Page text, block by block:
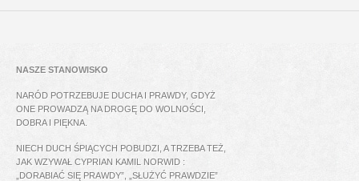
NASZE STANOWISKO
NARÓD POTRZEBUJE DUCHA I PRAWDY, GDYŻ
ONE PROWADZĄ NA DROGĘ DO WOLNOŚCI,
DOBRA I PIĘKNA.
NIECH DUCH ŚPIĄCYCH POBUDZI, A TRZEBA TEŻ,
JAK WZYWAŁ CYPRIAN KAMIL NORWID :
„DORABIAĆ SIĘ PRAWDY”, „SŁUŻYĆ PRAWDZIE”